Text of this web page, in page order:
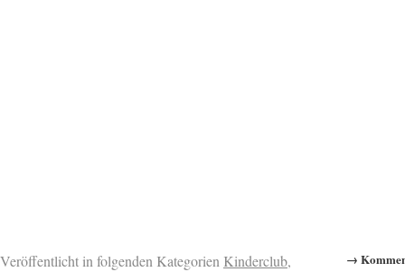
→
Veröffentlicht in folgenden Kategorien Kinderclub,